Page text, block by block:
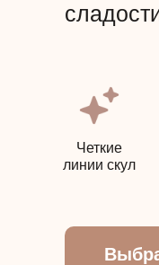
Четкие
линии скул